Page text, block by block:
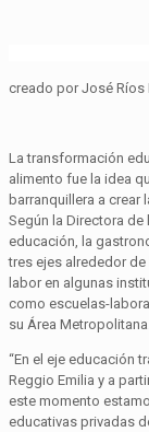
creado por José Ríos
La transformación
alimento fue la idea
barranquillera a crear
Según la Directora de
educación, la
tres ejes alrededor
labor en algunas
como escuelas-
su Área
“En el eje educación
Reggio Emilia y a
este momento
educativas privadas